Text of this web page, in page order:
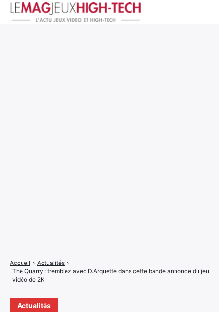
Actualités
Accueil › Actualités ›
The Quarry : tremblez avec D.Arquette dans cette bande annonce du jeu
vidéo de 2K